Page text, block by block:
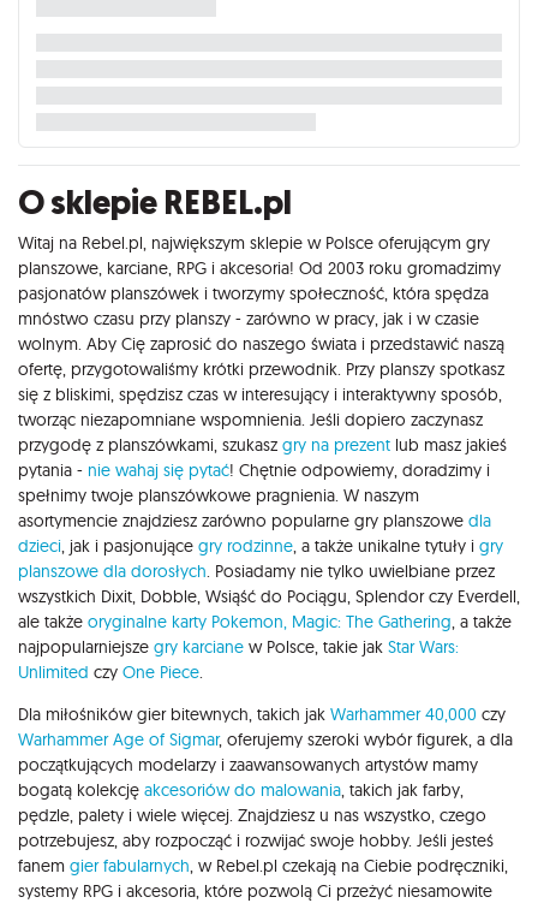
O sklepie REBEL.pl
Witaj na Rebel.pl, największym sklepie w Polsce oferującym gry
planszowe, karciane, RPG i akcesoria! Od 2003 roku gromadzimy
pasjonatów planszówek i tworzymy społeczność, która spędza
mnóstwo czasu przy planszy - zarówno w pracy, jak i w czasie
wolnym. Aby Cię zaprosić do naszego świata i przedstawić naszą
ofertę, przygotowaliśmy krótki przewodnik. Przy planszy spotkasz
się z bliskimi, spędzisz czas w interesujący i interaktywny sposób,
tworząc niezapomniane wspomnienia. Jeśli dopiero zaczynasz
przygodę z planszówkami, szukasz gry na prezent lub masz jakieś
pytania - nie wahaj się pytać! Chętnie odpowiemy, doradzimy i
spełnimy twoje planszówkowe pragnienia. W naszym
asortymencie znajdziesz zarówno popularne gry planszowe dla
dzieci, jak i pasjonujące gry rodzinne, a także unikalne tytuły i gry
planszowe dla dorosłych. Posiadamy nie tylko uwielbiane przez
wszystkich Dixit, Dobble, Wsiąść do Pociągu, Splendor czy Everdell,
ale także oryginalne karty Pokemon, Magic: The Gathering, a także
najpopularniejsze gry karciane w Polsce, takie jak Star Wars:
Unlimited czy One Piece.
Dla miłośników gier bitewnych, takich jak Warhammer 40,000 czy
Warhammer Age of Sigmar, oferujemy szeroki wybór figurek, a dla
początkujących modelarzy i zaawansowanych artystów mamy
bogatą kolekcję akcesoriów do malowania, takich jak farby,
pędzle, palety i wiele więcej. Znajdziesz u nas wszystko, czego
potrzebujesz, aby rozpocząć i rozwijać swoje hobby. Jeśli jesteś
fanem gier fabularnych, w Rebel.pl czekają na Ciebie podręczniki,
systemy RPG i akcesoria, które pozwolą Ci przeżyć niesamowite